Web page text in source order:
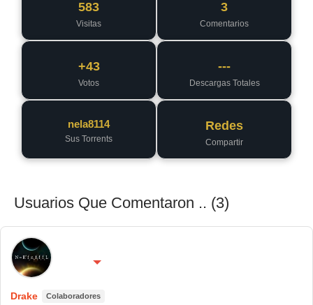
583
Visitas
3
Comentarios
+43
Votos
---
Descargas Totales
nela8114
Sus Torrents
Redes
Compartir
Usuarios Que Comentaron .. (3)
Drake Colaboradores